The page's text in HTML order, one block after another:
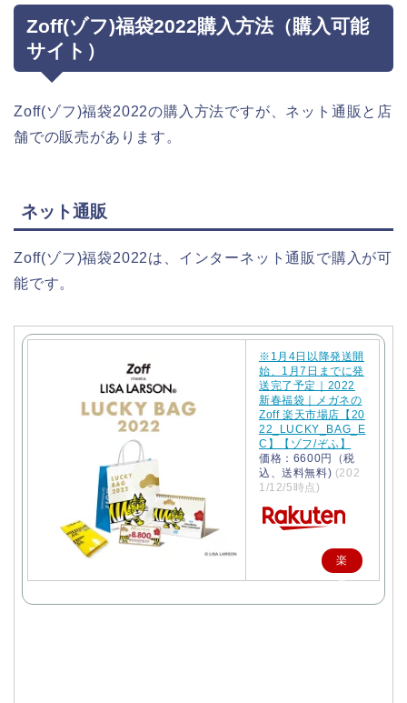
Zoff(ゾフ)福袋2022購入方法（購入可能
サイト）
Zoff(ゾフ)福袋2022の購入方法ですが、ネット通販と店
舗での販売があります。
ネット通販
Zoff(ゾフ)福袋2022は、インターネット通販で購入が可
能です。
※1月4日以降発送開
始、1月7日までに発
送完了予定｜2022
新春福袋｜メガネの
Zoff 楽天市場店【20
22_LUCKY_BAG_E
C】【ゾフ/ぞふ】
価格：6600円（税
込、送料無料) (202
1/12/5時点)
楽
天